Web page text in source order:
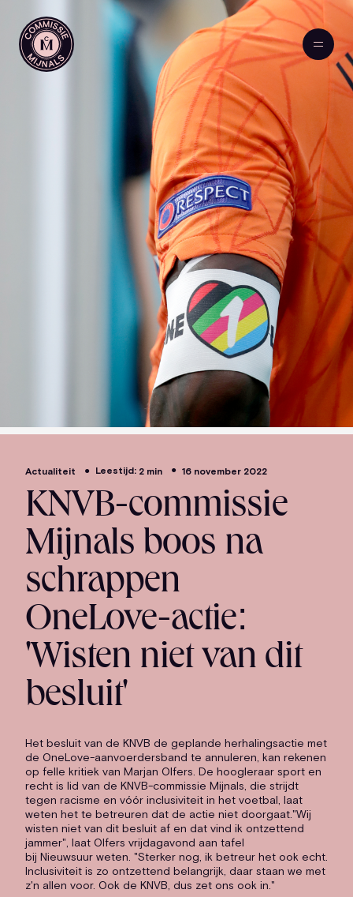
Actualiteit Leestijd: 2 min 16 november 2022
KNVB-commissie
Mijnals boos na
schrappen
OneLove-actie:
'Wisten niet van dit
besluit'
Het besluit van de KNVB de geplande herhalingsactie met
de OneLove-aanvoerdersband te annuleren, kan rekenen
op felle kritiek van Marjan Olfers. De hoogleraar sport en
recht is lid van de KNVB-commissie Mijnals, die strijdt
tegen racisme en vóór inclusiviteit in het voetbal, laat
weten het te betreuren dat de actie niet doorgaat."Wij
wisten niet van dit besluit af en dat vind ik ontzettend
jammer", laat Olfers vrijdagavond aan tafel
bij Nieuwsuur weten. "Sterker nog, ik betreur het ook echt.
Inclusiviteit is zo ontzettend belangrijk, daar staan we met
z'n allen voor. Ook de KNVB, dus zet ons ook in."